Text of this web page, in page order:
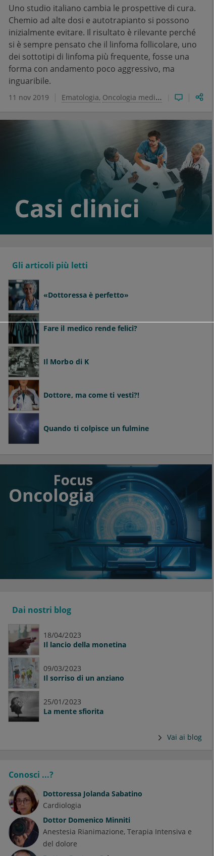
Uno studio italiano cambia le prospettive di cura.
Chemio ad alte dosi e autotrapianto si possono
inizialmente evitare. Il risultato è rilevante perché
si è sempre pensato che il linfoma follicolare, uno
dei sottotipi di linfoma più frequente, fosse una
forma con andamento poco aggressivo, ma
inguaribile.
11 nov 2019 Ematologia Oncologia medica
Gli articoli più letti
«Dottoressa è perfetto»
Fare il medico rende felici?
Il Morbo di K
Dottore, ma come ti vesti?!
Quando ti colpisce un fulmine
Dai nostri blog
18/04/2023
Il lancio della monetina
09/03/2023
Il sorriso di un anziano
25/01/2023
La mente sfiorita
Vai ai blog
Conosci ...?
Dottoressa Jolanda Sabatino
Cardiologia
Dottor Domenico Minniti
Anestesia Rianimazione, Terapia Intensiva e
del dolore